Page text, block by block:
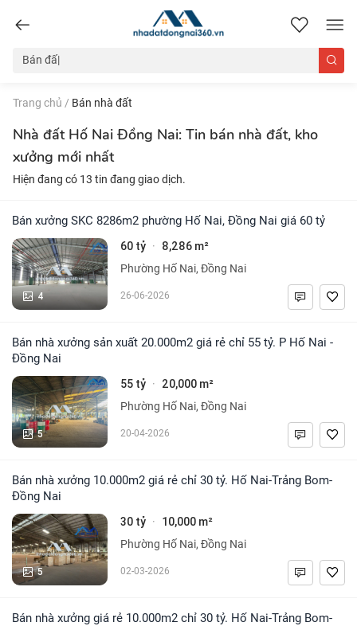
nhadatdongnai360.vn
Trang chủ / Bán nhà đất
Nhà đất Hố Nai Đồng Nai: Tin bán nhà đất, kho
xưởng mới nhất
Hiện đang có 13 tin đang giao dịch.
Bán xưởng SKC 8286m2 phường Hố Nai, Đồng Nai giá 60 tỷ
4
60 tỷ · 8,286 m²
Phường Hố Nai, Đồng Nai
26-06-2026
Bán nhà xưởng sản xuất 20.000m2 giá rẻ chỉ 55 tỷ. P Hố Nai -
Đồng Nai
5
55 tỷ · 20,000 m²
Phường Hố Nai, Đồng Nai
20-04-2026
Bán nhà xưởng 10.000m2 giá rẻ chỉ 30 tỷ. Hố Nai-Trảng Bom-
Đồng Nai
5
30 tỷ · 10,000 m²
Phường Hố Nai, Đồng Nai
02-03-2026
Bán nhà xưởng giá rẻ 10.000m2 chỉ 30 tỷ. Hố Nai-Trảng Bom-